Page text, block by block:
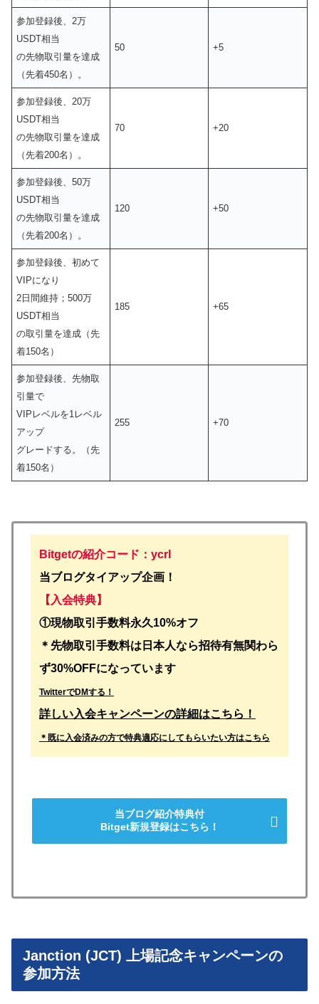
参加登録後、2万
USDT相当
の先物取引量を達成
（先着450名）。
50 +5
参加登録後、20万
USDT相当
の先物取引量を達成
（先着200名）。
70 +20
参加登録後、50万
USDT相当
の先物取引量を達成
（先着200名）。
120 +50
参加登録後、初めて
VIPになり
2日間維持；500万
USDT相当
の取引量を達成（先
着150名）
185 +65
参加登録後、先物取
引量で
VIPレベルを1レベル
アップ
グレードする。（先
着150名）
255 +70
Bitgetの紹介コード：ycrl
当ブログタイアップ企画！
【入会特典】
①現物取引手数料永久10%オフ
＊先物取引手数料は日本人なら招待有無関わら
ず30%OFFになっています
TwitterでDMする！
詳しい入会キャンペーンの詳細はこちら！
＊既に入会済みの方で特典適応にしてもらいたい方はこちら
当ブログ紹介特典付
Bitget新規登録はこちら！
Janction (JCT) 上場記念キャンペーンの
参加方法